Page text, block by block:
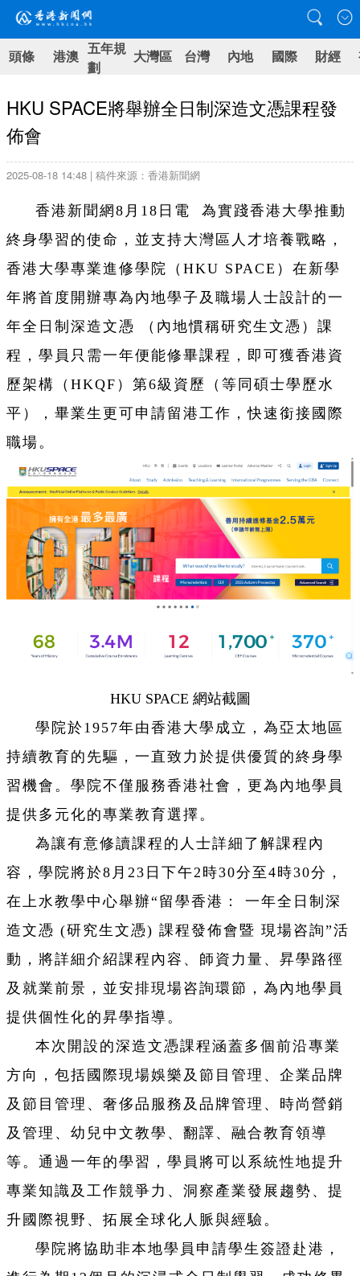
頭條 港澳 五年規
劃
大灣區 台灣 內地 國際 財經
HKU SPACE將舉辦全日制深造文憑課程發
佈會
2025-08-18 14:48 | 稿件來源：香港新聞網
香港新聞網8月18日電 為實踐香港大學推動
終身學習的使命，並支持大灣區人才培養戰略，
香港大學專業進修學院（HKU SPACE）在新學
年將首度開辦專為內地學子及職場人士設計的一
年全日制深造文憑 （內地慣稱研究生文憑）課
程，學員只需一年便能修畢課程，即可獲香港資
歷架構（HKQF）第6級資歷（等同碩士學歷水
平），畢業生更可申請留港工作，快速銜接國際
職場。
HKU SPACE 網站截圖
學院於1957年由香港大學成立，為亞太地區
持續教育的先驅，一直致力於提供優質的終身學
習機會。學院不僅服務香港社會，更為內地學員
提供多元化的專業教育選擇。
為讓有意修讀課程的人士詳細了解課程內
容，學院將於8月23日下午2時30分至4時30分，
在上水教學中心舉辦“留學香港： 一年全日制深
造文憑 (研究生文憑) 課程發佈會暨 現場咨詢”活
動，將詳細介紹課程內容、師資力量、昇學路徑
及就業前景，並安排現場咨詢環節，為內地學員
提供個性化的昇學指導。
本次開設的深造文憑課程涵蓋多個前沿專業
方向，包括國際現場娛樂及節目管理、企業品牌
及節目管理、奢侈品服務及品牌管理、時尚營銷
及管理、幼兒中文教學、翻譯、融合教育領導
等。通過一年的學習，學員將可以系統性地提升
專業知識及工作競爭力、洞察產業發展趨勢、提
升國際視野、拓展全球化人脈與經驗。
學院將協助非本地學員申請學生簽證赴港，